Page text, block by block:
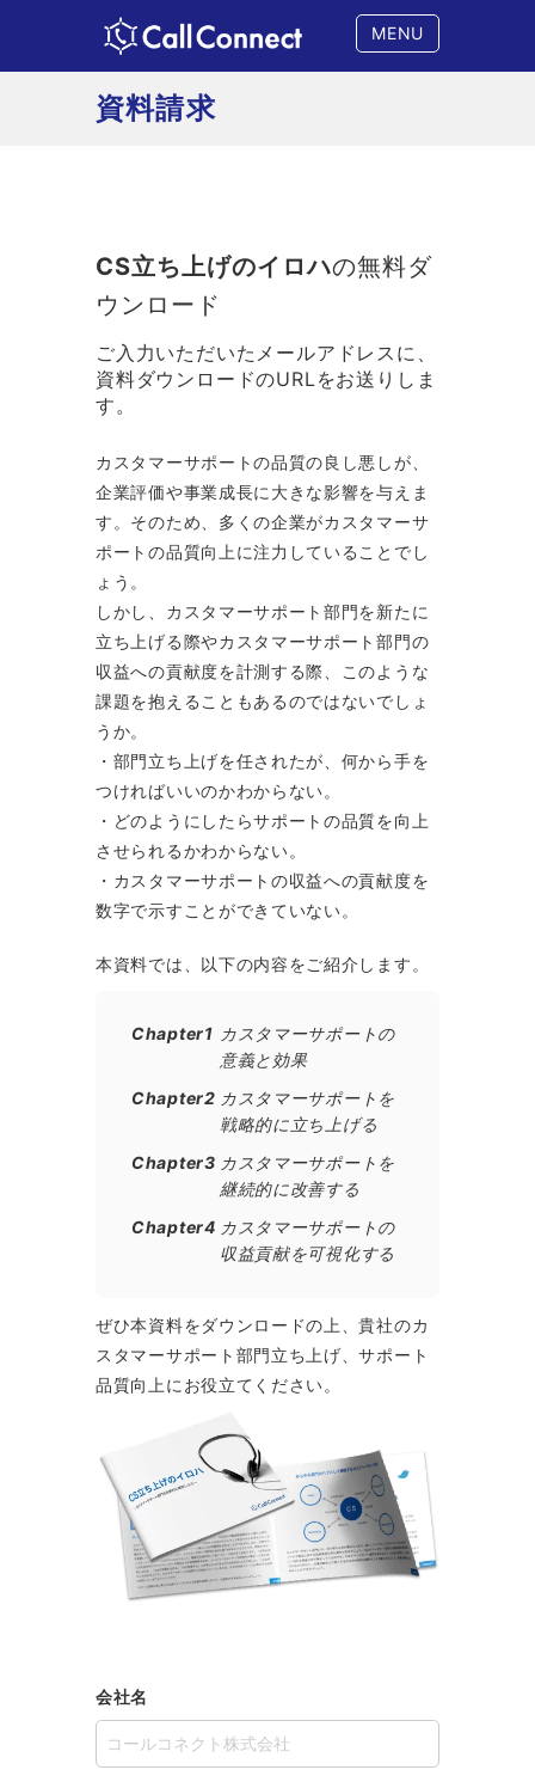
MENU
資料請求
CS立ち上げのイロハの無料ダ
ウンロード
ご入力いただいたメールアドレスに、
資料ダウンロードのURLをお送りしま
す。
カスタマーサポートの品質の良し悪しが、
企業評価や事業成長に大きな影響を与えま
す。そのため、多くの企業がカスタマーサ
ポートの品質向上に注力していることでし
ょう。
しかし、カスタマーサポート部門を新たに
立ち上げる際やカスタマーサポート部門の
収益への貢献度を計測する際、このような
課題を抱えることもあるのではないでしょ
うか。
・部門立ち上げを任されたが、何から手を
つければいいのかわからない。
・どのようにしたらサポートの品質を向上
させられるかわからない。
・カスタマーサポートの収益への貢献度を
数字で示すことができていない。
本資料では、以下の内容をご紹介します。
Chapter1 カスタマーサポートの
意義と効果
Chapter2 カスタマーサポートを
戦略的に立ち上げる
Chapter3 カスタマーサポートを
継続的に改善する
Chapter4 カスタマーサポートの
収益貢献を可視化する
ぜひ本資料をダウンロードの上、貴社のカ
スタマーサポート部門立ち上げ、サポート
品質向上にお役立てください。
会社名